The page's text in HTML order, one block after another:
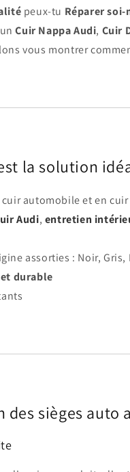
peux-tu Réparer soi-
unCuir Nappa Audi, Cuir
vous montrer
la solution
cuir automobile et en
Audi, entretien
assorties : Noir, Gris,
durable
sièges auto